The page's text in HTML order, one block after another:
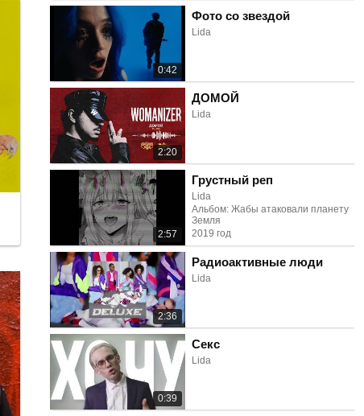
0:42
Фото со звездой
Lida
2:20
ДОМОЙ
Lida
2:57
Грустный реп
Lida
Альбом: Жабы атаковали планету
Земля
2019 год
2:36
Радиоактивные люди
Lida
0:39
Секс
Lida